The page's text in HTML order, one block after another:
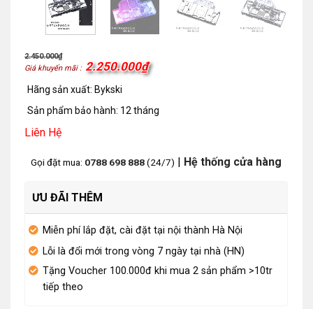
2.450.000₫
Giá khuyến mãi : 2.250.000₫
Hãng sản xuất: Bykski
Sản phẩm bảo hành: 12 tháng
Liên Hệ
Gọi đặt mua: 0788 698 888(24/7) | Hệ thống cửa hàng
ƯU ĐÃI THÊM
Miễn phí lắp đặt, cài đặt tại nội thành Hà Nội
Lỗi là đổi mới trong vòng 7 ngày tại nhà (HN)
Tặng Voucher 100.000đ khi mua 2 sản phẩm >10tr
tiếp theo